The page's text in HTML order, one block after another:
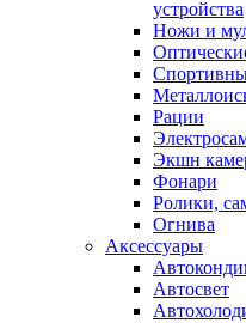
устройства
Ножи и
Рации
Экшн
Фонари
Ролики,
Огнива
Аксессуары
Aвтосвет